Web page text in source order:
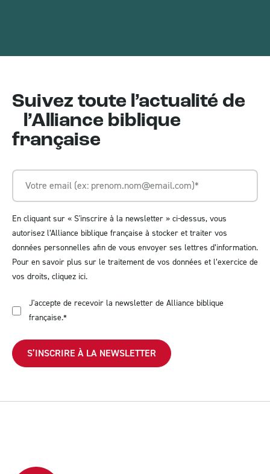
Suivez toute l’actualité de
l’Alliance biblique
française
En cliquant sur « S'inscrire à la newsletter » ci-dessus, vous
autorisez l’Alliance biblique française à stocker et traiter vos
données personnelles afin de vous envoyer ses lettres d’information.
Pour en savoir plus sur le traitement de vos données et l’exercice de
vos droits, cliquez ici.
J'accepte de recevoir la newsletter de Alliance biblique
française.*